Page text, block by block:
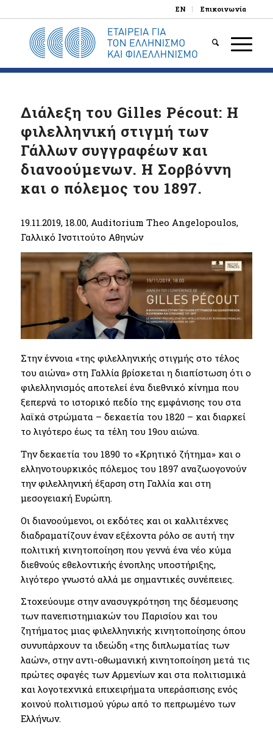
EN Επικοινωνία
Διάλεξη του Gilles Pécout: Η
φιλελληνική στιγμή των
Γάλλων συγγραφέων και
διανοούμενων. Η Σορβόννη
και ο πόλεμος του 1897.
19.11.2019, 18.00, Auditorium Theo Angelopoulos,
Γαλλικό Ινστιτούτο Αθηνών
Στην έννοια «της φιλελληνικής στιγμής στο τέλος
του αιώνα» στη Γαλλία βρίσκεται η διαπίστωση ότι ο
φιλελληνισμός αποτελεί ένα διεθνικό κίνημα που
ξεπερνά το ιστορικό πεδίο της εμφάνισης του στα
λαϊκά στρώματα – δεκαετία του 1820 – και διαρκεί
το λιγότερο έως τα τέλη του 19ου αιώνα.
Την δεκαετία του 1890 το «Κρητικό ζήτημα» και ο
ελληνοτουρκικός πόλεμος του 1897 αναζωογονούν
την φιλελληνική έξαρση στη Γαλλία και στη
μεσογειακή Ευρώπη.
Οι διανοούμενοι, οι εκδότες και οι καλλιτέχνες
διαδραματίζουν έναν εξέχοντα ρόλο σε αυτή την
πολιτική κινητοποίηση που γεννά ένα νέο κύμα
διεθνούς εθελοντικής ένοπλης υποστήριξης,
λιγότερο γνωστό αλλά με σημαντικές συνέπειες.
Στοχεύουμε στην ανασυγκρότηση της δέσμευσης
των πανεπιστημιακών του Παρισίου και του
ζητήματος μιας φιλελληνικής κινητοποίησης όπου
συνυπάρχουν τα ιδεώδη «της διπλωματίας των
λαών», στην αντι-οθωμανική κινητοποίηση μετά τις
πρώτες σφαγές των Αρμενίων και στα πολιτισμικά
και λογοτεχνικά επιχειρήματα υπεράσπισης ενός
κοινού πολιτισμού γύρω από το πεπρωμένο των
Ελλήνων.